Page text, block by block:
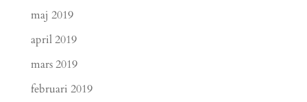
maj 2019
april 2019
mars 2019
februari 2019